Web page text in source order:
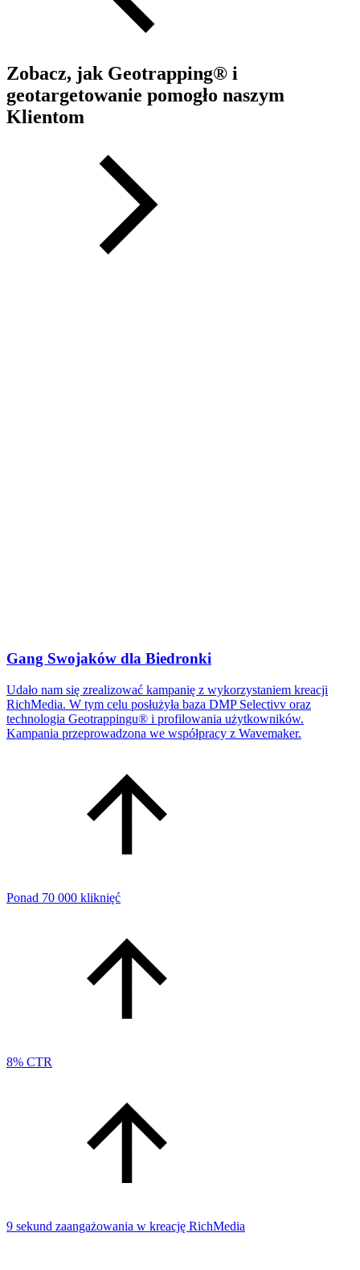
Zobacz, jak Geotrapping® i
geotargetowanie pomogło naszym
Klientom
Gang Swojaków dla Biedronki
Udało nam się zrealizować kampanię z wykorzystaniem kreacji
RichMedia. W tym celu posłużyła baza DMP Selectivv oraz
technologia Geotrappingu® i profilowania użytkowników.
Kampania przeprowadzona we współpracy z Wavemaker.
Ponad 70 000 kliknięć
8% CTR
9 sekund zaangażowania w kreację RichMedia